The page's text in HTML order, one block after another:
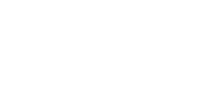
Liquidation. Die
kann für diese
besondere Liquidatoren
Satzung Ihres Vereins